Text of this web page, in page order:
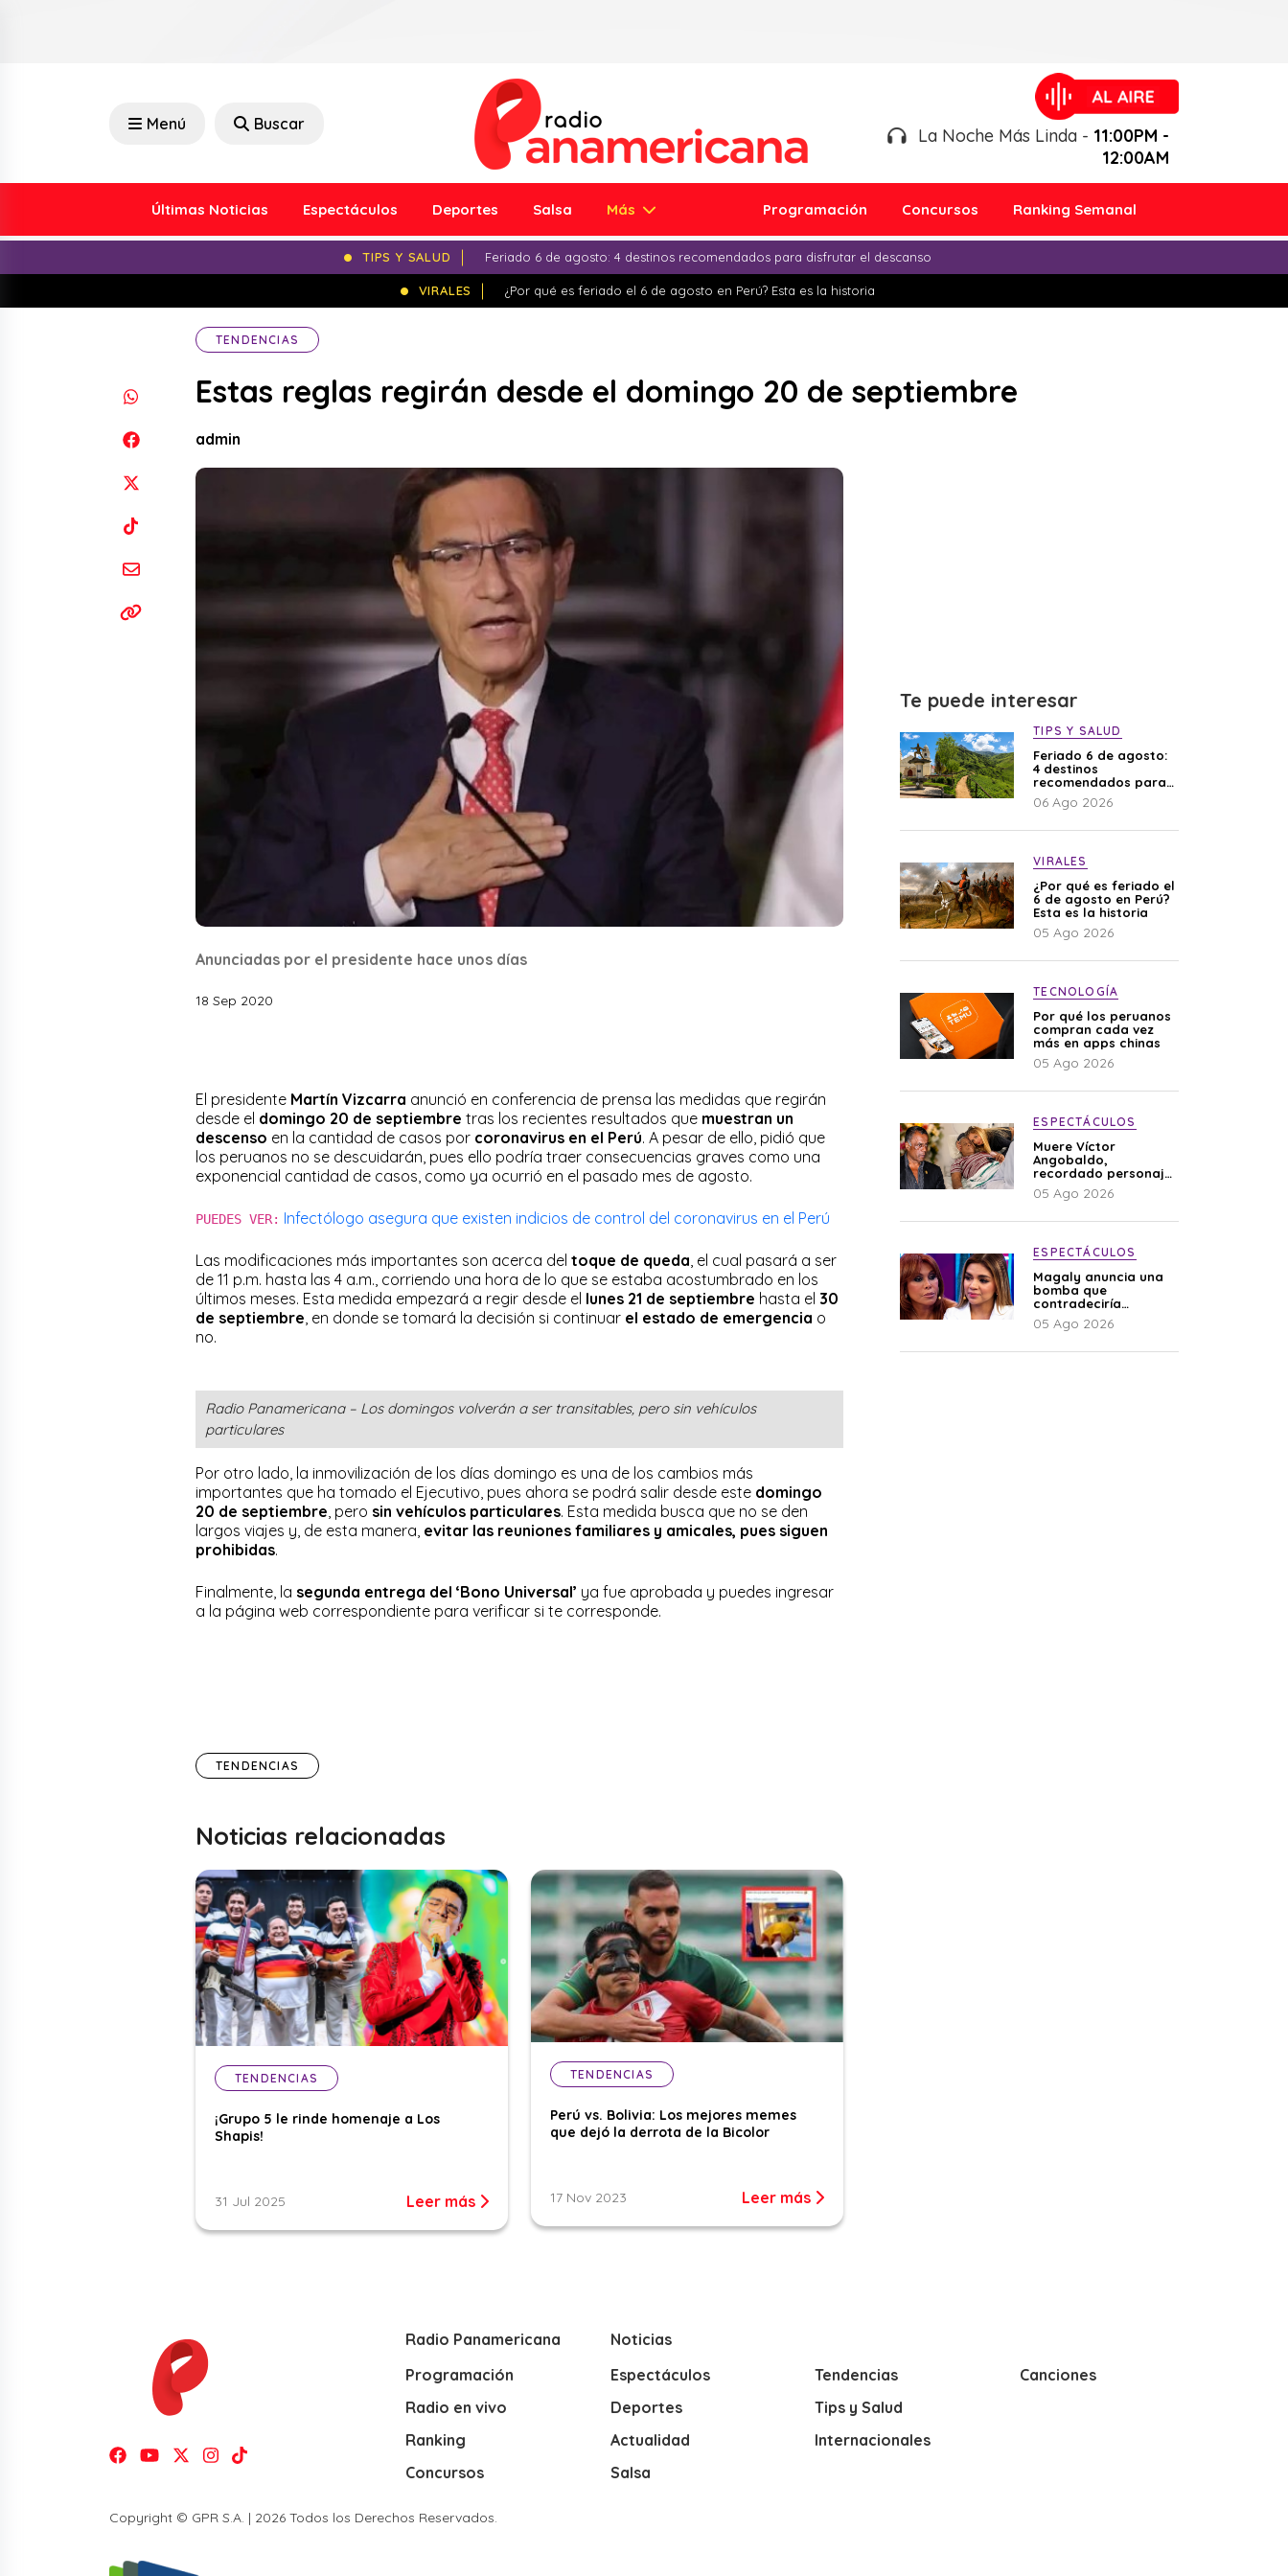
Menú Buscar
La Noche Más Linda - 11:00PM -
12:00AM
Últimas Noticias Espectáculos Deportes Salsa Más Programación Concursos Ranking Semanal
TIPS Y SALUD Feriado 6 de agosto: 4 destinos recomendados para disfrutar el descanso
VIRALES ¿Por qué es feriado el 6 de agosto en Perú? Esta es la historia
TENDENCIAS
Estas reglas regirán desde el domingo 20 de septiembre
admin
Anunciadas por el presidente hace unos días
18 Sep 2020
El presidente Martín Vizcarra anunció en conferencia de prensa las medidas que regirán
desde el domingo 20 de septiembre tras los recientes resultados que muestran un
descenso en la cantidad de casos por coronavirus en el Perú. A pesar de ello, pidió que
los peruanos no se descuidarán, pues ello podría traer consecuencias graves como una
exponencial cantidad de casos, como ya ocurrió en el pasado mes de agosto.
PUEDES VER: Infectólogo asegura que existen indicios de control del coronavirus en el Perú
Las modificaciones más importantes son acerca del toque de queda , el cual pasará a ser
de 11 p.m. hasta las 4 a.m., corriendo una hora de lo que se estaba acostumbrado en los
últimos meses. Esta medida empezará a regir desde el lunes 21 de septiembre hasta el 30
de septiembre , en donde se tomará la decisión si continuar el estado de emergencia o
no.
Radio Panamericana – Los domingos volverán a ser transitables, pero sin vehículos
particulares
Por otro lado, la inmovilización de los días domingo es una de los cambios más
importantes que ha tomado el Ejecutivo, pues ahora se podrá salir desde este domingo
20 de septiembre , pero sin vehículos particulares. Esta medida busca que no se den
largos viajes y, de esta manera, evitar las reuniones familiares y amicales, pues siguen
prohibidas.
Finalmente, la segunda entrega del ‘Bono Universal’ ya fue aprobada y puedes ingresar
a la página web correspondiente para verificar si te corresponde.
TENDENCIAS
Noticias relacionadas
TENDENCIAS
¡Grupo 5 le rinde homenaje a Los
Shapis!
31 Jul 2025 Leer más
TENDENCIAS
Perú vs. Bolivia: Los mejores memes
que dejó la derrota de la Bicolor
17 Nov 2023 Leer más
Te puede interesar
TIPS Y SALUD
Feriado 6 de agosto:
4 destinos
recomendados para
disfrutar el descanso
06 Ago 2026
VIRALES
¿Por qué es feriado el
6 de agosto en Perú?
Esta es la historia
05 Ago 2026
TECNOLOGÍA
Por qué los peruanos
compran cada vez
más en apps chinas
05 Ago 2026
ESPECTÁCULOS
Muere Víctor
Angobaldo,
recordado personaje
de la farándula y
expareja de Shirley
05 Ago 2026
ESPECTÁCULOS
Magaly anuncia una
bomba que
contradeciría
comunicado de La
Bella Luz: “Hay un
05 Ago 2026
Radio Panamericana
Programación
Radio en vivo
Ranking
Concursos
Noticias
Espectáculos
Deportes
Actualidad
Salsa
Tendencias
Tips y Salud
Internacionales
Canciones
Copyright © GPR S.A. | 2026 Todos los Derechos Reservados.